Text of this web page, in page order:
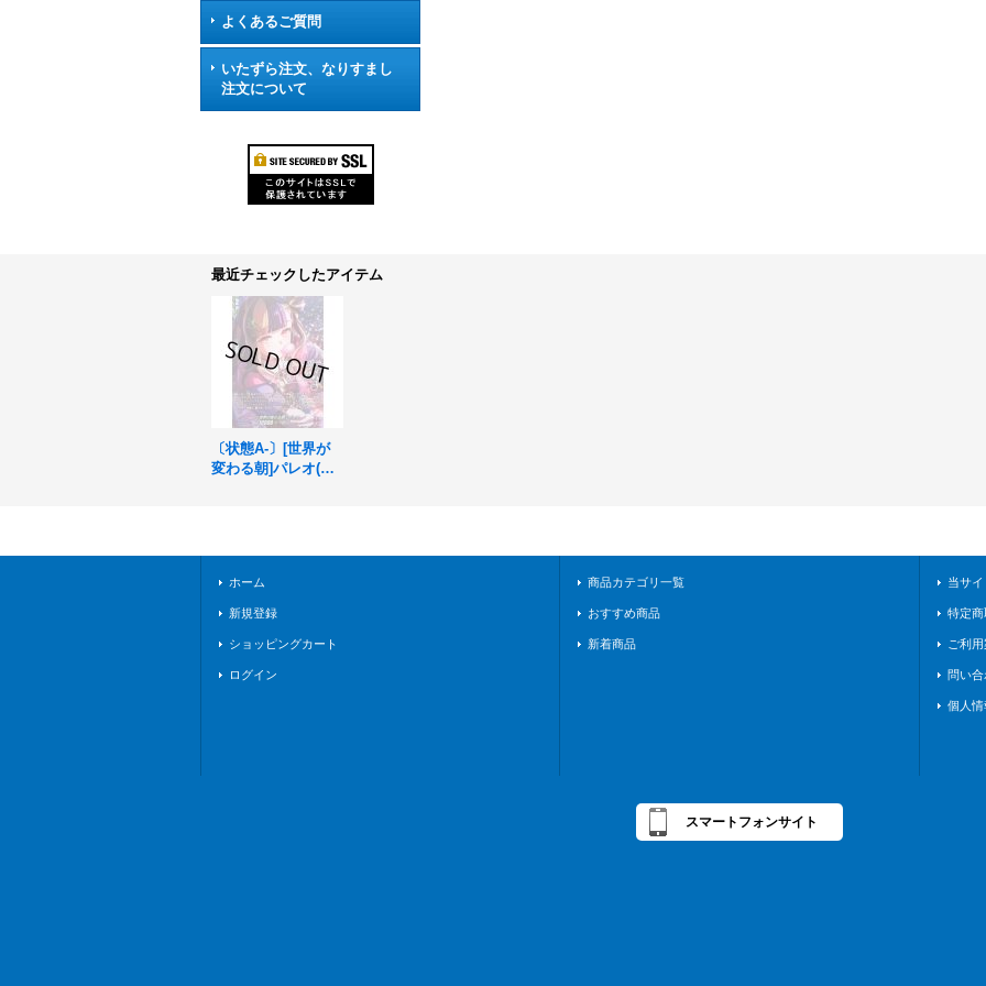
よくあるご質問
いたずら注文、なりすまし
注文について
最近チェックしたアイテム
〔状態A-〕[世界が
変わる朝]パレオ(サ
ホーム
新規登録
ショッピングカート
ログイン
商品カテゴリ一覧
おすすめ商品
新着商品
当サ
特定
ご利
問い合
個人
スマートフォンサイト